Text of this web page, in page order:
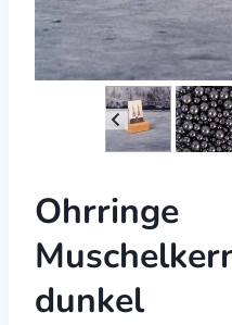
Ohrringe
dunkel